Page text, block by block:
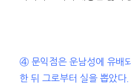
④ 문익점은 운남성에 유배
한 뒤 그로부터 실을 뽑았다.